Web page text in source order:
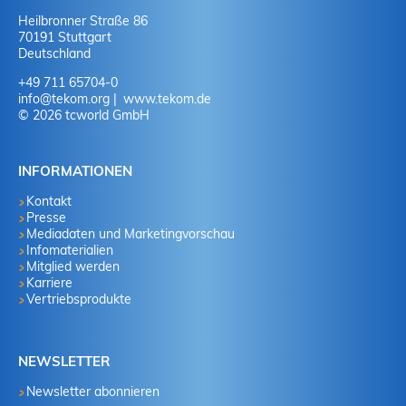
Heilbronner Straße 86
70191 Stuttgart
Deutschland
+49 711 65704-0
info@tekom.org
www.tekom.de
© 2026 tcworld GmbH
INFORMATIONEN
Kontakt
Presse
Mediadaten und Marketingvorschau
Infomaterialien
Mitglied werden
Karriere
Vertriebsprodukte
NEWSLETTER
Newsletter abonnieren